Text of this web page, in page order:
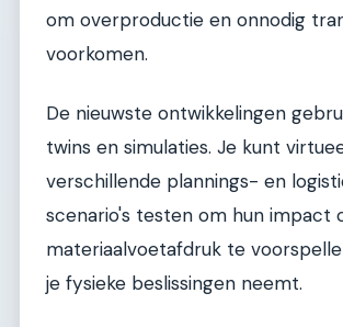
om overproductie en onnodig
voorkomen.
De nieuwste ontwikkelingen
twins en simulaties. Je kunt
verschillende plannings- en
scenario's testen om hun impact
materiaalvoetafdruk te
je fysieke beslissingen neemt.